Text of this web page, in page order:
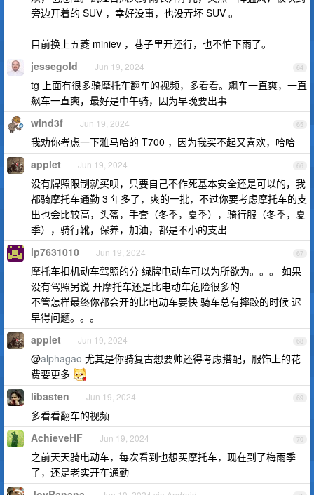
旁边开着的 SUV ，幸好没事，也没弄坏 SUV 。
目前换上五菱 miniev ，巷子里开还行，也不怕下雨了。
64
jessegold Jun 19, 2024
tg 上面有很多骑摩托车翻车的视频，多看看。飙车一直爽，一直
飙车一直爽，最好是中午骑，因为早晚要出事
65
wind3f Jun 19, 2024
我劝你考虑一下雅马哈的 T700 ，因为我买不起又喜欢，哈哈
66
applet Jun 19, 2024
没有牌照限制就买呗，只要自己不作死基本安全还是可以的，我
都骑摩托车通勤 3 年多了，爽的一批，不过你要考虑摩托车的支
出也会比较高，头盔，手套（冬季，夏季），骑行服（冬季，夏
季），骑行靴，保养，加油，都是不小的支出
67
lp7631010 Jun 19, 2024
摩托车扣机动车驾照的分 绿牌电动车可以为所欲为。。。 如果
没有驾照另说 开摩托车还是比电动车危险很多的
不管怎样最终你都会开的比电动车要快 骑车总有摔跤的时候 迟
早得问题。。。
68
applet Jun 19, 2024
@alphagao 尤其是你骑复古想要帅还得考虑搭配，服饰上的花
费要更多
69
libasten Jun 19, 2024
多看看翻车的视频
70
AchieveHF Jun 19, 2024
之前天天骑电动车，每次看到也想买摩托车，现在到了梅雨季
了，还是老实开车通勤